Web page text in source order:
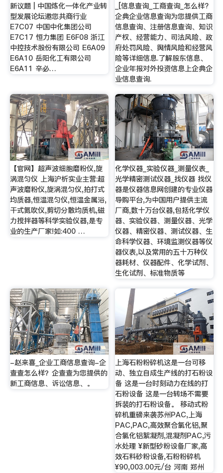
新议题 | 中国炼化一体化产业转
型发展论坛邀您共商行业
E7C07 中国中化集团公司
E7C17 恒力集团 E6F08 浙江
中控技术股份有限公司 E6A09
E6A10 岳阳化工有限公司
E6A11 辛必…
_[信息查询_工商查询_怎么样?
企典企业信息查询为您提供工商
信息查询、注册信息查询、知识
产权、经营能力、司法风险、政
府处罚风险、舆情风险和经营风
险等详细信息.了解股东信息、
企业年报对外投资信息上企典企
业信息查询.
【官网】超声波细胞磨粉仪,旋
涡混匀仪 上海沪析实业主营:超
声波磨粉仪,旋涡混匀仪,拍打式
均质器,恒温混匀仪,恒温金属浴,
干式氮吹仪,剪切分散均质机,磁
力搅拌器等科学实验仪器,是专
业的生产厂家!如:400 …
化学仪器_实验仪器_测量仪表_
光学精密测试仪器_找仪器 找仪
器是仪器信息网创建的专业仪器
导购平台,为中国用户提供主流
厂商,数十万台仪器,包括化学仪
器、实验仪器、测量仪器、光学
仪器、精密仪器、测试仪器、生
命科学仪器、环境监测仪器等仪
器仪表,以及常用的五十万种仪
器耗材、仪器配件、化学试剂、
生化试剂、标准物质等
-赵来喜_企业工商信息查询-企
查查怎么样？企查查为您提供的
新工商信息、诉讼信息、。
上海石粉粉碎机这是一台可移
动、独立自成生产线的打石粉设
备 这是一台时刻动力在线的打
石粉设备 这是一台转场不需要
拆装的打石粉设备。 移动式粉
碎机重磅来袭苏州PAC,上海
PAC,PAC,高效聚合氯化铝,聚
合氯化铝絮凝剂,混凝剂PAC,污
水处理 ¥新型砂粉设备厂家,高
效石料砂粉设备,石粉粉碎机
¥90,003.00元/台 河南 郑州